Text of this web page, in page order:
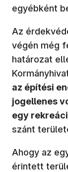
egyébként
Az
végén még
határozat
az építési
jogellenes
egy
szánt
Ahogy az
érintett